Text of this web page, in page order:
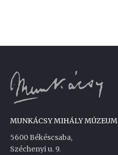
MUNKÁCSY MIHÁLY MÚZEUM
5600 Békéscsaba,
Széchenyi u. 9.